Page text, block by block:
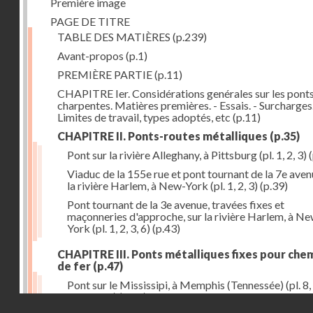
PAGE DE TITRE
TABLE DES MATIÈRES (p.239)
Avant-propos (p.1)
PREMIÈRE PARTIE(p.11)
CHAPITRE Ier. Considérations genérales sur les
charpentes. Matières premières. - Essais. -
Limites de travail, types adoptés, etc (p.11)
CHAPITRE II. Ponts-routes métalliques (p.35)
Pont sur la rivière Alleghany, à Pittsburg (pl. 1, 2, 3)
Viaduc de la 155e rue et pont tournant de la 7e
la rivière Harlem, à New-York (pl. 1, 2, 3) (p.39)
Pont tournant de la 3e avenue, travées fixes et
maçonneries d'approche, sur la rivière Harlem, à
York (pl. 1, 2, 3, 6) (p.43)
CHAPITRE III. Ponts métalliques fixes pour
de fer (p.47)
Pont sur le Mississipi, à Memphis (Tennessée) (pl. 8,
11, 12, 13)(p.47)